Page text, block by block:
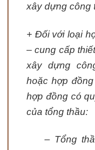
xây dựng công
+ Đối với loại
– cung cấp
xây dựng
hoặc hợp
hợp đồng có
của tổng thầu:
– Tổng